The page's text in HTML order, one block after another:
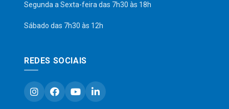
Segunda a Sexta-feira das 7h30 às 18h
Sábado das 7h30 às 12h
REDES SOCIAIS